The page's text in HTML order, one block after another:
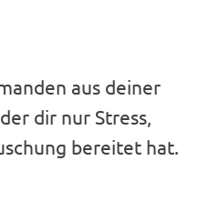
aus deiner
dir nur Stress,
bereitet hat.